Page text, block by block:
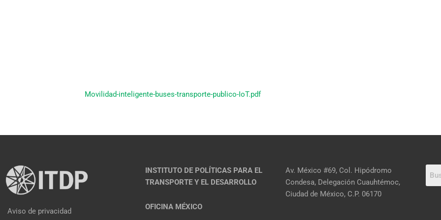
Movilidad-inteligente-buses-transporte-publico-IoT.pdf
Aviso de privacidad
INSTITUTO DE POLÍTICAS PARA EL
TRANSPORTE Y EL DESARROLLO
OFICINA MÉXICO
Av. México #69, Col. Hipódromo
Condesa, Delegación Cuauhtémoc,
Ciudad de México, C.P. 06170